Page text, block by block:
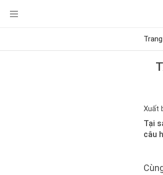
Xuất
Tại
câu